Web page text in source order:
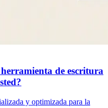
de escritura
y optimizada para la